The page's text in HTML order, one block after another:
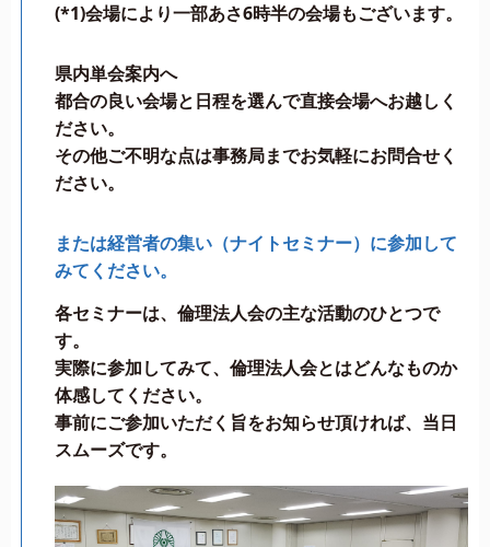
(*1)会場により一部あさ6時半の会場もございます。
県内単会案内へ
都合の良い会場と日程を選んで直接会場へお越しく
ださい。
その他ご不明な点は事務局までお気軽にお問合せく
ださい。
または経営者の集い（ナイトセミナー）に参加して
みてください。
各セミナーは、倫理法人会の主な活動のひとつで
す。
実際に参加してみて、倫理法人会とはどんなものか
体感してください。
事前にご参加いただく旨をお知らせ頂ければ、当日
スムーズです。